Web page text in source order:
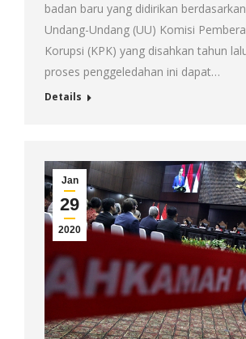
badan baru yang didirikan
Undang-Undang (UU) Komisi
Korupsi (KPK) yang disahkan tahun
proses penggeledahan ini dapat…
Details
Jan
29
2020